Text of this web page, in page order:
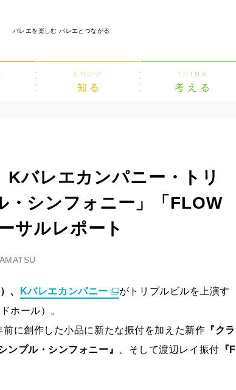
バレエを楽しむ バレエとつながる
KNOW
知る
THINK
考える
Kバレエカンパニー・トリ
・シンフォニー」「FLOW
サルレポート
、 Kバレエカンパニー がトリプルビルを上演す
ホール）。
前に創作した小品に新たな振付を加えた新作 『クラ
シンプル・シンフォニー』 、そして渡辺レイ振付 『F